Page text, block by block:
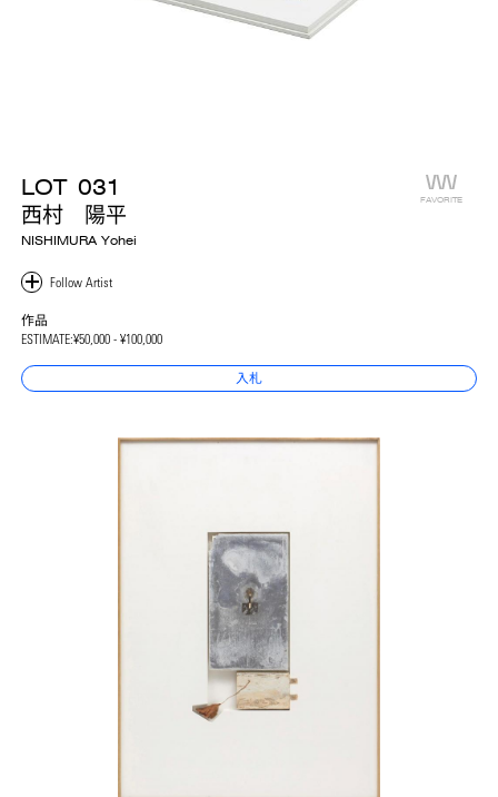
LOT 031
西村 陽平
NISHIMURA Yohei
FAVORITE
作品
ESTIMATE:¥50,000 - ¥100,000
入札